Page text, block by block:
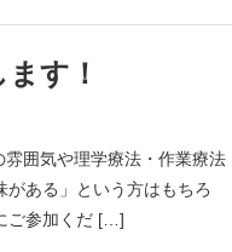
す！
囲気や理学療法・作業療法
ある」という方はもちろ
ご参加くだ […]